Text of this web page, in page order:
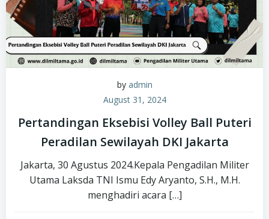
by admin
August 31, 2024
Pertandingan Eksebisi Volley Ball Puteri
Peradilan Sewilayah DKI Jakarta
Jakarta, 30 Agustus 2024.Kepala Pengadilan Militer
Utama Laksda TNI Ismu Edy Aryanto, S.H., M.H.
menghadiri acara […]